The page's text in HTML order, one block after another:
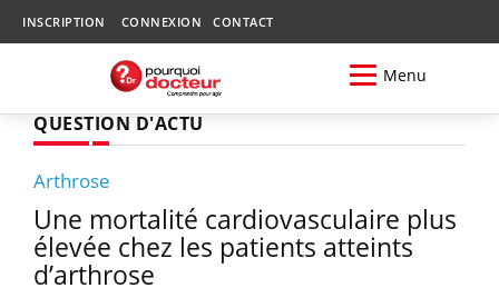
INSCRIPTION CONNEXION CONTACT
Menu
QUESTION D'ACTU
Arthrose
Une mortalité cardiovasculaire plus
élevée chez les patients atteints
d’arthrose